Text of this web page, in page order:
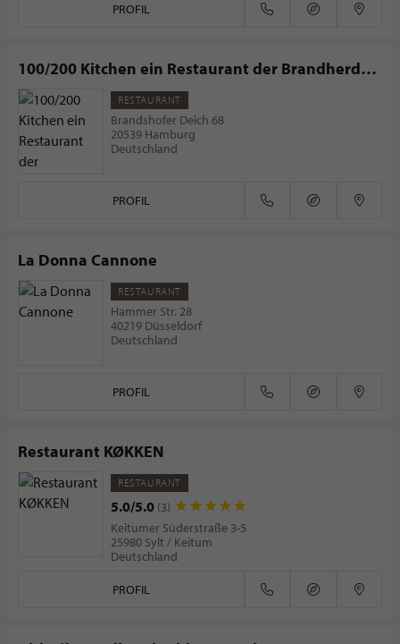
PROFIL
100/200 Kitchen ein Restaurant der Brandherd
Esskultur GmbHRESTAURANT
Brandshofer Deich 68
20539 Hamburg
Deutschland
PROFIL
La Donna Cannone
RESTAURANT
Hammer Str. 28
40219 Düsseldorf
Deutschland
PROFIL
Restaurant KØKKEN
RESTAURANT
5.0/5.0 (3)
Keitumer Süderstraße 3-5
25980 Sylt / Keitum
Deutschland
PROFIL